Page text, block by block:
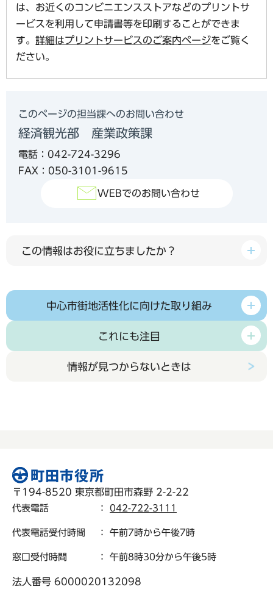
は、お近くのコンビニエンスストアなどのプリントサ
ービスを利用して申請書等を印刷することができま
す。 詳細はプリントサービスのご案内ページをご覧く
ださい。
このページの担当課へのお問い合わせ
経済観光部 産業政策課
電話：042-724-3296
FAX：050-3101-9615
WEBでのお問い合わせ
この情報はお役に立ちましたか？
中心市街地活性化に向けた取り組み
これにも注目
情報が見つからないときは
〒194-8520 東京都町田市森野 2-2-22
代表電話 ： 042-722-3111
代表電話受付時間 ： 午前7時から午後7時
窓口受付時間 ： 午前8時30分から午後5時
法人番号 6000020132098